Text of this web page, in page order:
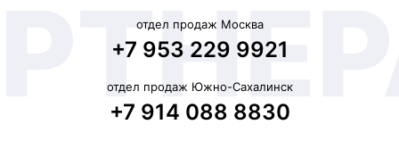
отдел продаж Москва
+7 953 229 9921
отдел продаж Южно-Сахалинск
+7 914 088 8830